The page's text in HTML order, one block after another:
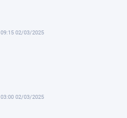
09:15 02/03/2025
03:00 02/03/2025